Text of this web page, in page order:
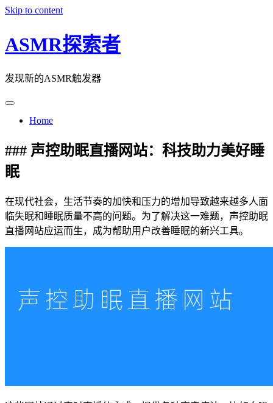
Skip to content
ASMR探索者
发现新的ASMR触发器
Home
### 声控助眠直播网站：科技助力美好睡
眠
在现代社会，生活节奏的加快和压力的增加导致越来越多人面
临失眠和睡眠质量不高的问题。为了解决这一难题，声控助眠
直播网站应运而生，成为帮助用户改善睡眠的新兴工具。